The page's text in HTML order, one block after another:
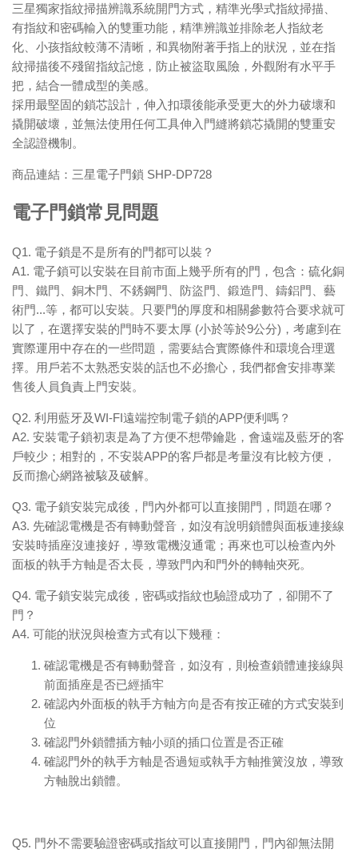
三星獨家指紋掃描辨識系統開門方式，精準光學式指紋掃描、
有指紋和密碼輸入的雙重功能，精準辨識並排除老人指紋老
化、小孩指紋較薄不清晰，和異物附著手指上的狀況，並在指
紋掃描後不殘留指紋記憶，防止被盜取風險，外觀附有水平手
把，結合一體成型的美感。
採用最堅固的鎖芯設計，伸入扣環後能承受更大的外力破壞和
撬開破壞，並無法使用任何工具伸入門縫將鎖芯撬開的雙重安
全認證機制。
商品連結： 三星電子門鎖 SHP-DP728
電子門鎖常見問題
Q1. 電子鎖是不是所有的門都可以裝？
A1. 電子鎖可以安裝在目前市面上幾乎所有的門，包含：硫化銅
門、鐵門、銅木門、不銹鋼門、防盜門、鍛造門、鑄鋁門、藝
術門...等，都可以安裝。只要門的厚度和相關參數符合要求就可
以了，在選擇安裝的門時不要太厚 (小於等於9公分)，考慮到在
實際運用中存在的一些問題，需要結合實際條件和環境合理選
擇。用戶若不太熟悉安裝的話也不必擔心，我們都會安排專業
售後人員負責上門安裝。
Q2. 利用藍牙及WI-FI遠端控制電子鎖的APP便利嗎？
A2. 安裝電子鎖初衷是為了方便不想帶鑰匙，會遠端及藍牙的客
戶較少；相對的，不安裝APP的客戶都是考量沒有比較方便，
反而擔心網路被駭及破解。
Q3. 電子鎖安裝完成後，門內外都可以直接開門，問題在哪？
A3. 先確認電機是否有轉動聲音，如沒有說明鎖體與面板連接線
安裝時插座沒連接好，導致電機沒通電；再來也可以檢查內外
面板的執手方軸是否太長，導致門內和門外的轉軸夾死。
Q4. 電子鎖安裝完成後，密碼或指紋也驗證成功了，卻開不了
門？
A4. 可能的狀況與檢查方式有以下幾種：
確認電機是否有轉動聲音，如沒有，則檢查鎖體連接線與
前面插座是否已經插牢
確認內外面板的執手方軸方向是否有按正確的方式安裝到
位
確認門外鎖體插方軸小頭的插口位置是否正確
確認門外的執手方軸是否過短或執手方軸推簧沒放，導致
方軸脫出鎖體。
Q5. 門外不需要驗證密碼或指紋可以直接開門，門內卻無法開